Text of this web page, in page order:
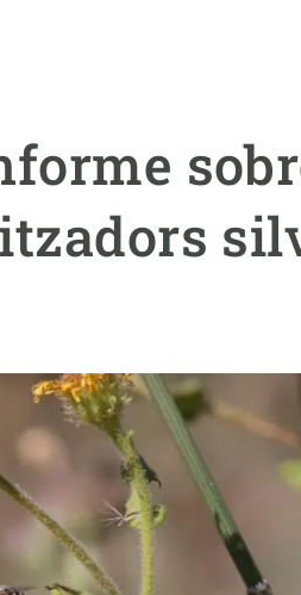
acadèmiques
Demana la teva beca ERC
Un lloc on créixer
Desenvolupament de carrera
Seminaris i activitats internes
T’oferim formació
Fes